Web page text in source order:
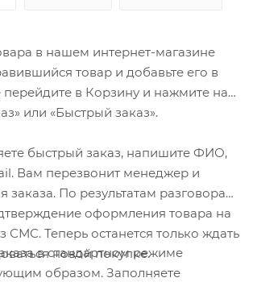
в нашем интернет-магазине
товар и добавьте его в
перейдите в Корзину и нажмите на
или «Быстрый заказ».
быстрый заказ, напишите ФИО,
Вам перезвонит менеджер и
заказа. По результатам разговора
оформления товара на
СМС. Теперь останется только ждать
новой покупке.
в стандартном режиме
образом. Заполняете